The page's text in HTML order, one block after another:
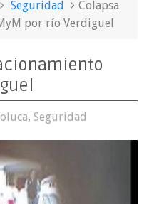
Seguridad
Colapsa
por río Verdiguel
, Seguridad